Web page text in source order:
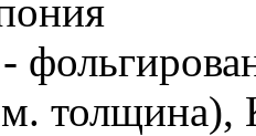
толщина),